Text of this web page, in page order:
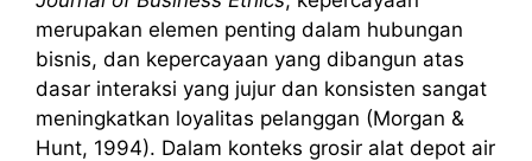
merupakan elemen penting dalam hubungan
bisnis, dan kepercayaan yang dibangun atas
dasar interaksi yang jujur dan konsisten sangat
meningkatkan loyalitas pelanggan (Morgan &
Hunt, 1994). Dalam konteks grosir alat depot air